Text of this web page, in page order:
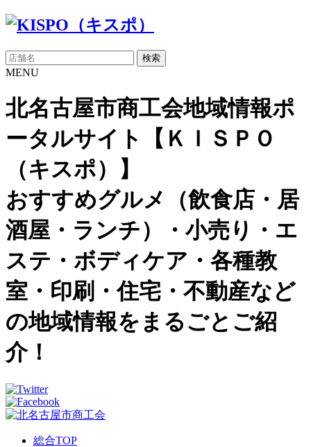
検索
MENU
北名古屋市商工会地域情報ポ
ータルサイト【ＫＩＳＰＯ
（キスポ）】
おすすめグルメ（飲食店・居
酒屋・ランチ）・小売り・エ
ステ・ボディケア・各種教
室・印刷・住宅・不動産など
の地域情報をまるごとご紹
介！
総合TOP